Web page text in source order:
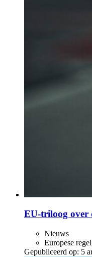
EU-triloog over
Nieuws
Europese
Gepubliceerd op: 5